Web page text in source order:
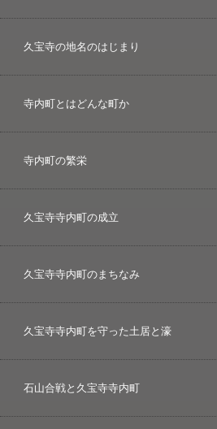
久宝寺の地名のはじまり
寺内町とはどんな町か
寺内町の繁栄
久宝寺寺内町の成立
久宝寺寺内町のまちなみ
久宝寺寺内町を守った土居と濠
石山合戦と久宝寺寺内町